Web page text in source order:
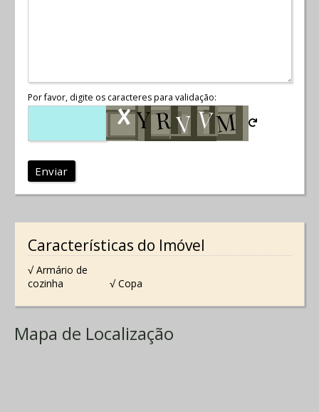
Por favor, digite os caracteres para validação:
Enviar
Características do Imóvel
√ Armário de
cozinha
√ Copa
Mapa de Localização